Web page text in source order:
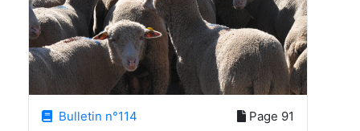
Bulletin n°114 Page 91